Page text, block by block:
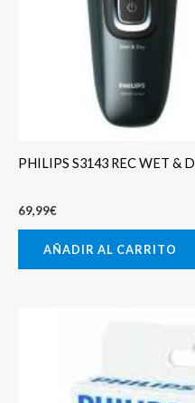
PHILIPS S3143 REC WET &
69,99€
AÑADIR AL CARRITO